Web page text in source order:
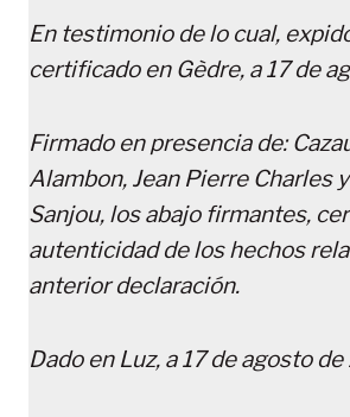
En testimonio de lo cual,
certificado en Gèdre, a 17 de
Firmado en presencia de:
Alambon, Jean Pierre Charles
Sanjou, los abajo firmantes,
autenticidad de los hechos
anterior declaración.
Dado en Luz, a 17 de agosto